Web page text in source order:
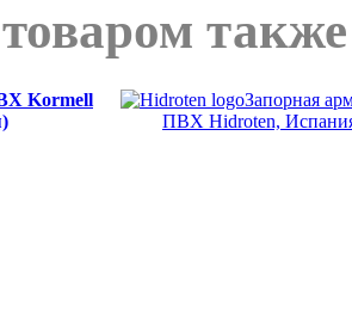
Kormell
Запорная
ПВХ Hidroten,